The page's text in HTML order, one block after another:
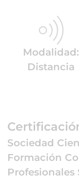
Modalidad:
Distancia
Sociedad
Formación
Profesionales